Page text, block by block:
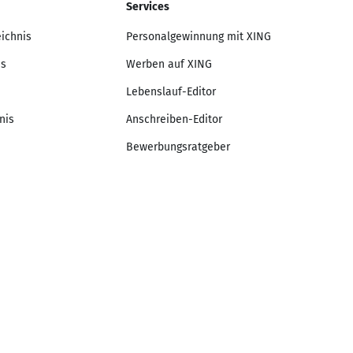
Services
Personalgewinnung mit XING
Werben auf XING
Lebenslauf-Editor
Anschreiben-Editor
Bewerbungsratgeber